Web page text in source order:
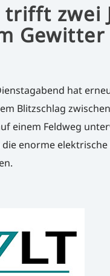
zwei
Gewitter
hat
Blitzschlag
einem Feldweg
enorme